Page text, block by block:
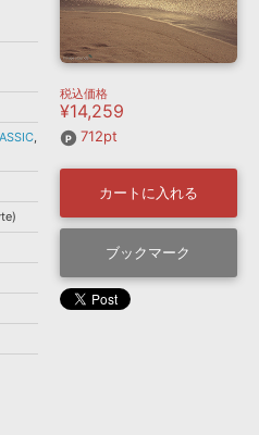
音楽カード
無償のサウンド管理ソフト
MUTANT
ROUTER.FM
エフェクト
DAW 効果音
,
税込価格
¥14,259
712pt
カートに入れる
ブックマーク